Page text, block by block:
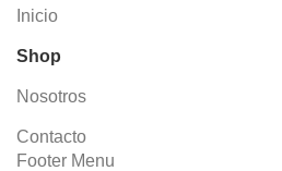
Inicio
Shop
Nosotros
Contacto
Footer Menu